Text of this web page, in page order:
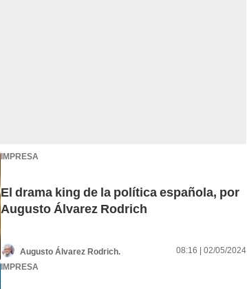
IMPRESA
El drama king de la política española, por
Augusto Álvarez Rodrich
Augusto Álvarez Rodrich.
08:16 | 02/05/2024
IMPRESA